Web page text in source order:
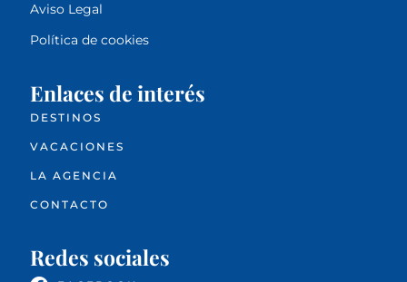
Aviso Legal
Política de cookies
Enlaces de interés
DESTINOS
VACACIONES
LA AGENCIA
CONTACTO
Redes sociales